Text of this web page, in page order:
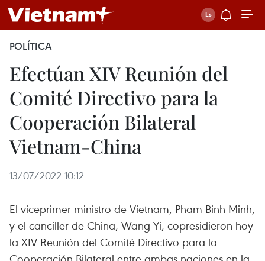
POLÍTICA
Efectúan XIV Reunión del
Comité Directivo para la
Cooperación Bilateral
Vietnam-China
13/07/2022 10:12
El viceprimer ministro de Vietnam, Pham Binh Minh,
y el canciller de China, Wang Yi, copresidieron hoy
la XIV Reunión del Comité Directivo para la